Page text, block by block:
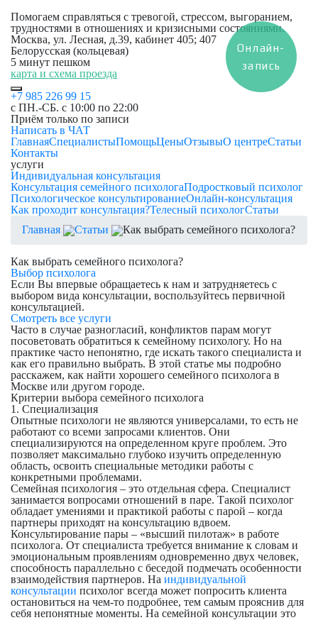
Помогаем справляться с тревогой, стрессом, выгоранием,
трудностями в отношениях и кризисными состояниями.
Москва, ул. Лесная, д.39, кабинет 405; 407
Белорусская (кольцевая)
5 минут пешком
карта и схема проезда
+7 985 226 99 15
с ПН.-СБ. с 10:00 по 22:00
Приём только по записи
Написать в ЧАТ
ГлавнаяСпециалистыПомощьЦеныОтзывыО центреСтатьи
Контакты
услуги
Индивидуальная консультация
Консультация семейного психологаПодростковый психолог
Психологическое консультированиеОнлайн-консультация
Как проходит консультация?Телесный психологСтатьи
Главная
Статьи Как выбрать семейного психолога?
Как выбрать семейного психолога?
Выбор психолога
Если Вы впервые обращаетесь к нам и затрудняетесь с
выбором вида консультации, воспользуйтесь первичной
консультацией.
Смотреть все услуги
Часто в случае разногласий, конфликтов парам могут
посоветовать обратиться к семейному психологу. Но на
практике часто непонятно, где искать такого специалиста и
как его правильно выбрать. В этой статье мы подробно
расскажем, как найти хорошего семейного психолога в
Москве или другом городе.
Критерии выбора семейного психолога
1. Специализация
Опытные психологи не являются универсалами, то есть не
работают со всеми запросами клиентов. Они
специализируются на определенном круге проблем. Это
позволяет максимально глубоко изучить определенную
область, освоить специальные методики работы с
конкретными проблемами.
Семейная психология – это отдельная сфера. Специалист
занимается вопросами отношений в паре. Такой психолог
обладает умениями и практикой работы с парой – когда
партнеры приходят на консультацию вдвоем.
Консультирование пары – «высший пилотаж» в работе
психолога. От специалиста требуется внимание к словам и
эмоциональным проявлениям одновременно двух человек,
способность параллельно с беседой подмечать особенности
взаимодействия партнеров. На индивидуальной
консультации психолог всегда может попросить клиента
остановиться на чем-то подробнее, тем самым прояснив для
себя непонятные моменты. На семейной консультации это
Онлайн-
запись